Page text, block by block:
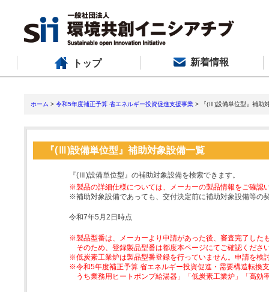
トップ 新着情報
ホーム > 令和5年度補正予算 省エネルギー投資促進支援事業 > 『(Ⅲ)設備単位型』補助
『(Ⅲ)設備単位型』補助対象設備一覧
『(Ⅲ)設備単位型』の補助対象設備を検索できます。
※製品の詳細仕様については、メーカーの製品情報をご確認
※補助対象設備であっても、交付決定前に補助対象設備等の
令和7年5月2日時点
※製品型番は、メーカーより申請があった後、審査完了した
そのため、登録製品型番は都度本ページにてご確認くださ
※低炭素工業炉は製品型番登録を行っていません。申請を検
※令和5年度補正予算 省エネルギー投資促進・需要構造転換
うち業務用ヒートポンプ給湯器」「低炭素工業炉」「高